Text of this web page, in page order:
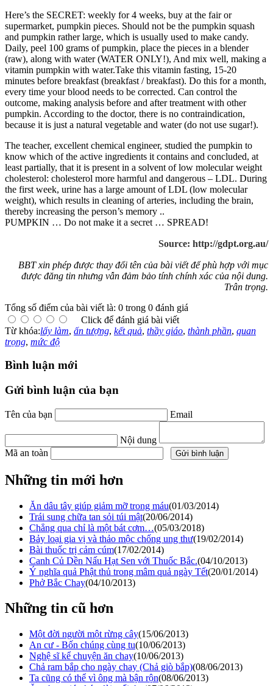
Here’s the SECRET: weekly for 4 weeks, buy at the fair or
supermarket, pumpkin pieces. Should not be the pumpkin squash
and pumpkin rather large, which is usually used to make candy.
Daily, peel 100 grams of pumpkin, place the pieces in a blender
(raw), along with water (WATER ONLY!), And mix well, making a
vitamin pumpkin with water.Take this vitamin fasting, 15-20
minutes before breakfast (breakfast / breakfast). Do this for a month,
every time your blood needs to be corrected. Can control the
outcome, making analysis before and after treatment with other
pumpkin. According to the doctor, there is no contraindication,
because it is just a natural vegetable and water (do not use sugar!).
The teacher, excellent chemical engineer, studied the pumpkin to
know which of the active ingredients it contains and concluded, at
least partially, that it is present in a solvent of low molecular weight
cholesterol: cholesterol more harmful and dangerous – LDL. During
the first week, urine has a large amount of LDL (low molecular
weight), which results in cleaning of arteries, including the brain,
thereby increasing the person’s memory ..
PUMPKIN … Do not make it a secret … SPREAD!
Source: http://gdpt.org.au/
BBT xin phép được thay đổi tên của bài viết để phù hợp với mục
được đăng tin nhưng vẫn đảm bảo tính chính xác của nội dung.
Trân trọng.
Tổng số điểm của bài viết là: 0 trong 0 đánh giá
Click để đánh giá bài viết
Từ khóa:lấy làm, ấn tượng, kết quả, thầy giáo, thành phần, quan
trọng, mức độ
Bình luận mới
Gửi bình luận của bạn
Tên của bạn Email
Nội dung
Mã an toàn
Những tin mới hơn
Ăn dâu tây giúp giảm mỡ trong máu(01/03/2014)
Trái sung chữa tan sỏi túi mật(20/06/2014)
Chẳng qua chỉ là một bát cơm…(05/03/2018)
Bảy loại gia vị và thảo mộc chống ung thư(19/02/2014)
Bài thuốc trị cảm cúm(17/02/2014)
Canh Củ Dền Nấu Hạt Sen với Thuốc Bắc.(04/10/2013)
Ý nghĩa quả Phật thủ trong mâm quả ngày Tết(20/01/2014)
Phở Bắc Chay(04/10/2013)
Những tin cũ hơn
Một đời người một rừng cây(15/06/2013)
An cư - Bốn chúng cùng tu(10/06/2013)
Nghệ sĩ kể chuyện ăn chay(10/06/2013)
Chả ram bắp cho ngày chay (Chả giò bắp)(08/06/2013)
Ta cũng có thể vì ông mà bận rộn(08/06/2013)